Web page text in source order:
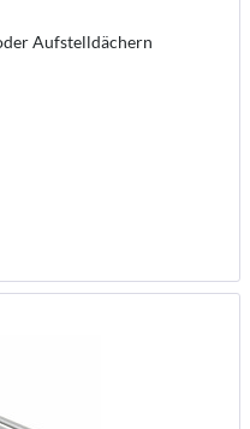
Aufstelldächern